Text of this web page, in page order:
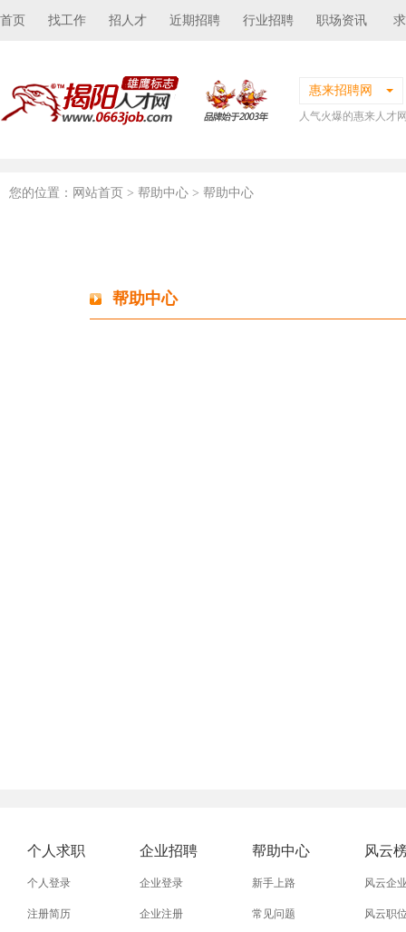
首页 找工作 招人才 近期招聘 行业招聘 职场资讯
惠来招聘网
人气火爆的惠来人才
您的位置： 网站首页 > 帮助中心 > 帮助中心
帮助中心
个人求职
个人登录
注册简历
企业招聘
企业登录
企业注册
帮助中心
新手上路
常见问题
风云
风云企
风云职